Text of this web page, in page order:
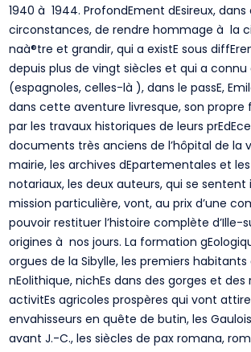
1940 à 1944. ProfondEment dEsireux, dans
circonstances, de rendre hommage à la
naà®tre et grandir, qui a existE sous
depuis plus de vingt siècles et qui a connu
(espagnoles, celles-là ), dans le passE,
dans cette aventure livresque, son propre
par les travaux historiques de leurs
documents très anciens de l’hôpital de la
mairie, les archives dEpartementales et
notariaux, les deux auteurs, qui se sentent
mission particulière, vont, au prix d’une
pouvoir restituer l’histoire complète d’Ille-
origines à nos jours. La formation
orgues de la Sibylle, les premiers habitants
nEolithique, nichEs dans des gorges et des
activitEs agricoles prospères qui vont
envahisseurs en quête de butin, les
avant J.-C., les siècles de pax romana,